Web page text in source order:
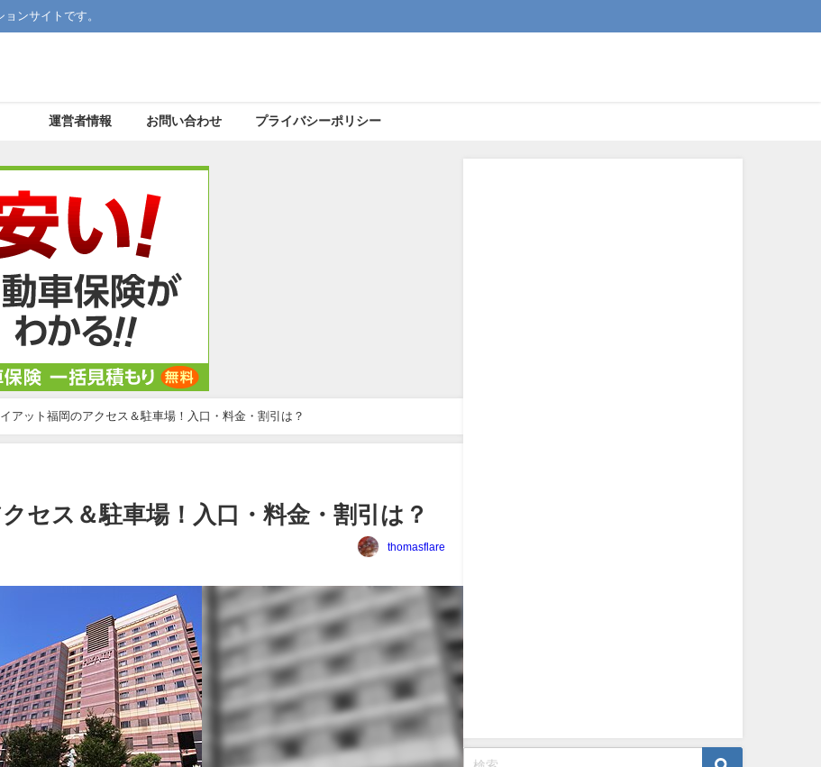
ンサイトです。
運営者情報 お問い合わせ プライバシーポリシー
アット福岡のアクセス＆駐車場！入口・料金・割引は？
セス＆駐車場！入口・料金・割引は？
thomasflare